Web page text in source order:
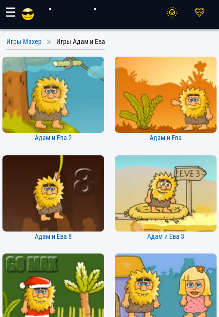
☰
Игры Махер Игры Адам и Ева
Адам и Ева 2 Адам и Ева
Адам и Ева 8 Адам и Ева 3